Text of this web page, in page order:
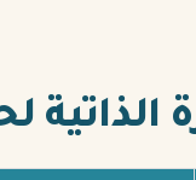
الذاتية